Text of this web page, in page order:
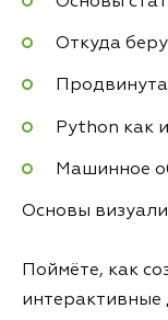
Откуда
Python как
Машинное
Основы
Поймёте, как